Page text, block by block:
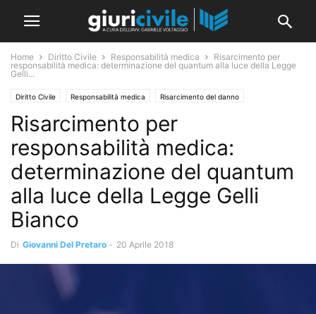
Home Diritto Civile Responsabilità medica
Risarcimento per
responsabilità medica: determinazione del quantum alla luce della Legge
Gelli...
Diritto Civile Responsabilità medica Risarcimento del danno
Risarcimento per
responsabilità medica:
determinazione del quantum
alla luce della Legge Gelli
Bianco
Di Giovanni Del Pretaro - 20 Aprile 2018